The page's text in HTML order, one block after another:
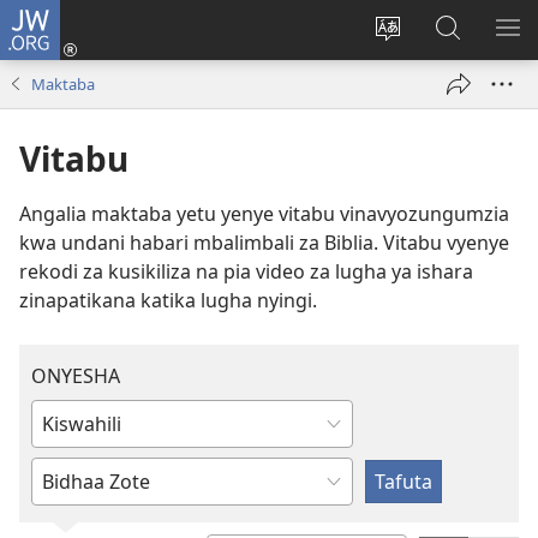
JW.ORG
Badili
Ingia
(opens
Tafuta
Katika
JW.ORG
Maktaba
Vitabu
Angalia maktaba yetu yenye vitabu vinavyozungumzia
kwa undani habari mbalimbali za Biblia. Vitabu vyenye
rekodi za kusikiliza na pia video za lugha ya ishara
zinapatikana katika lugha nyingi.
ONYESHA
Andika
au
uchague
Ingiza
habari